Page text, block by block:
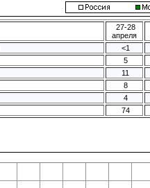
27-28
апреля
<1
5
11
8
4
74